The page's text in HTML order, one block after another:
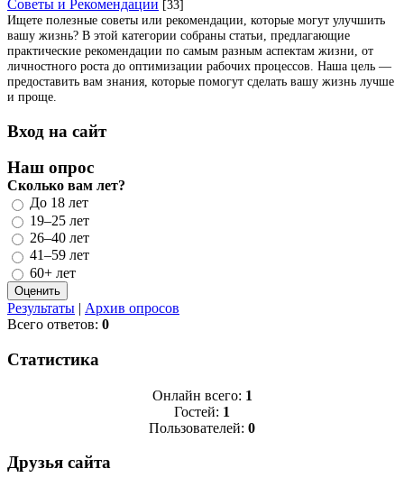
Советы и Рекомендации [33]
Ищете полезные советы или рекомендации, которые могут улучшить
вашу жизнь? В этой категории собраны статьи, предлагающие
практические рекомендации по самым разным аспектам жизни, от
личностного роста до оптимизации рабочих процессов. Наша цель —
предоставить вам знания, которые помогут сделать вашу жизнь лучше
и проще.
Вход на сайт
Наш опрос
Сколько вам лет?
До 18 лет
19–25 лет
26–40 лет
41–59 лет
60+ лет
Результаты | Архив опросов
Всего ответов: 0
Статистика
Онлайн всего: 1
Гостей: 1
Пользователей: 0
Друзья сайта